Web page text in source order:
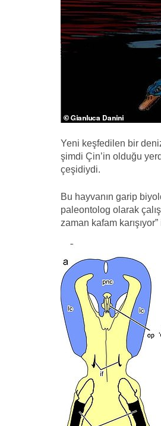
Yeni keşfedilen bir
şimdi Çin’in olduğu
çeşidiydi.
Bu hayvanın garip
paleontolog olarak
zaman kafam